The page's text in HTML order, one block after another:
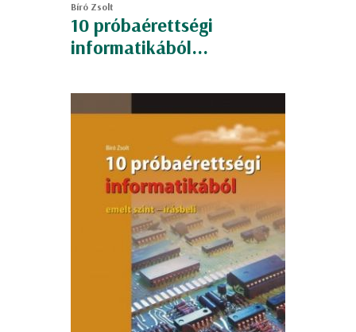
Bíró Zsolt
10 próbaérettségi
informatikából...